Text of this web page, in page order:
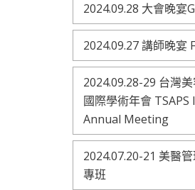
2024.09.28 大會晚宴
2024.09.27 講師晚宴
2024.09.28-29 台灣
國際學術年會
Annual Meeting
2024.07.20-21 美醫
專班